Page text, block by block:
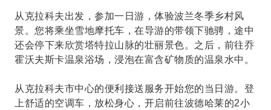
从克拉科夫出发，参加一日游，体验波兰冬季乡村风
景。您将乘坐雪地摩托车，在导游的带领下驰骋，途中
还会停下来欣赏塔特拉山脉的壮丽景色。之后，前往乔
霍沃夫斯卡温泉浴场，浸泡在富含矿物质的温泉水中。
从克拉科夫市中心的便利接送服务开始您的当日游。登
上舒适的空调车，放松身心，开启前往波德哈莱的2小